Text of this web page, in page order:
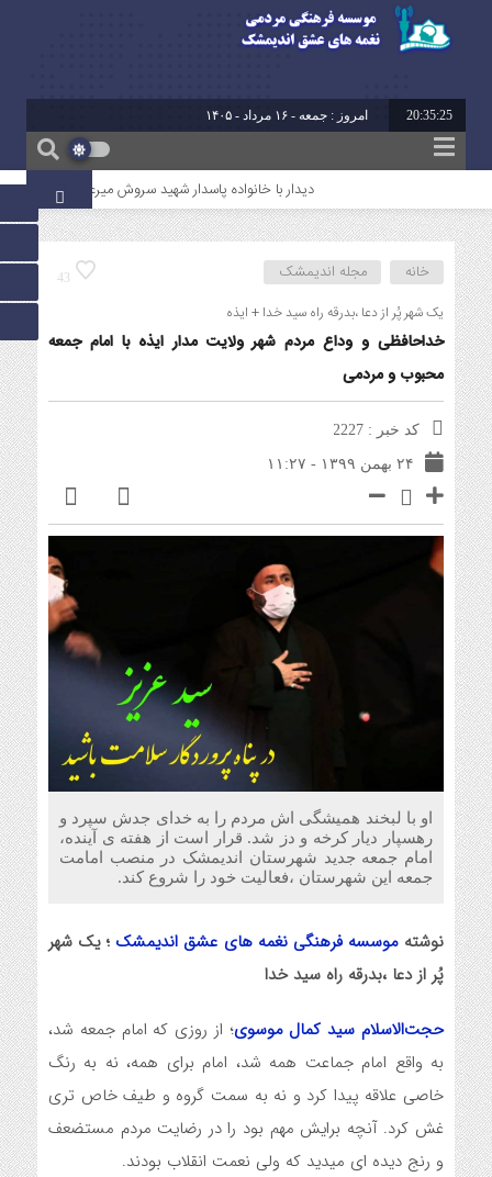
20:35:25 برابر با : 23 - صفر - 1448
دیدار با خانواده پاسدار شهید سروش میرعالی آیین
43 خانه مجله اندیمشک
یک شهر پُر از دعا ،بدرقه راه سید خدا + ایذه
خداحافظی و وداع مردم شهر ولایت مدار ایذه با امام جمعه
محبوب و مردمی
کد خبر : 2227
۲۴ بهمن ۱۳۹۹ - ۱۱:۲۷
او با لبخند همیشگی اش مردم را به خدای جدش سپرد و
رهسپار دیار کرخه و دز شد. قرار است از هفته ی آینده،
امام جمعه جدید شهرستان اندیمشک در منصب امامت
جمعه این شهرستان ،فعالیت خود را شروع کند.
نوشتهموسسه فرهنگی نغمه های عشق اندیمشک ؛ یک شهر
پُر از دعا ،بدرقه راه سید خدا
حجت‌الاسلام سید کمال موسوی؛ از روزی که امام جمعه شد،
به واقع امام جماعت همه شد، امام برای همه، نه به رنگ
خاصی علاقه پیدا کرد و نه به سمت گروه و طیف خاص تری
غش کرد. آنچه برایش مهم بود را در رضایت مردم مستضعف
و رنج دیده ای میدید که ولی نعمت انقلاب بودند.